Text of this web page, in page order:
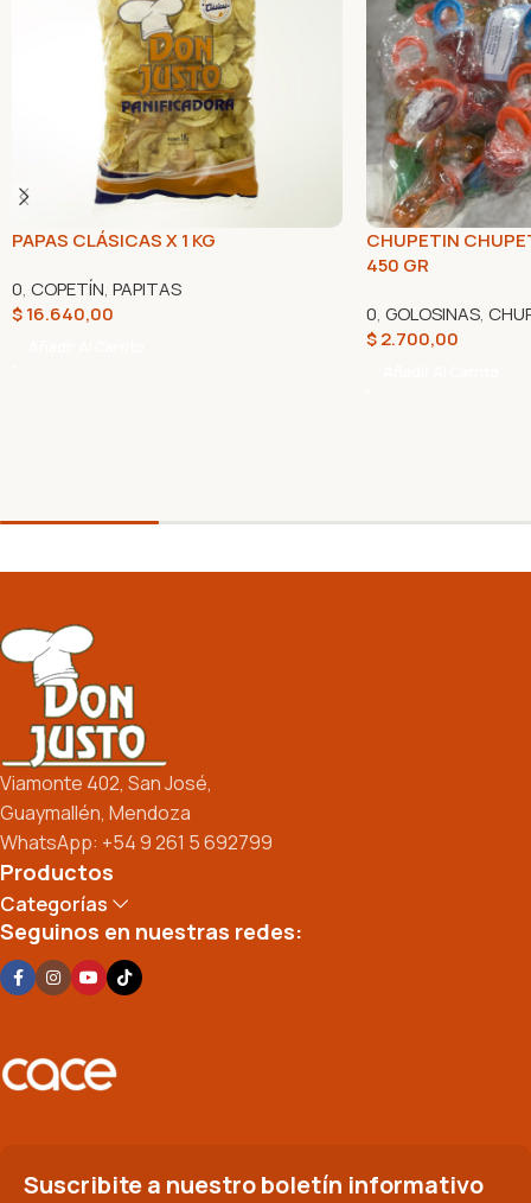
PAPAS CLÁSICAS X 1 KG
0, COPETÍN, PAPITAS
$16.640,00
CHUPETIN
450 GR
0, GOLOSINAS,
$2.700,00
Viamonte 402, San José,
Guaymallén, Mendoza
WhatsApp: +54 9 261 5 692799
Productos
Categorías
Seguinos en nuestras redes:
Suscribite a nuestro boletín informativo